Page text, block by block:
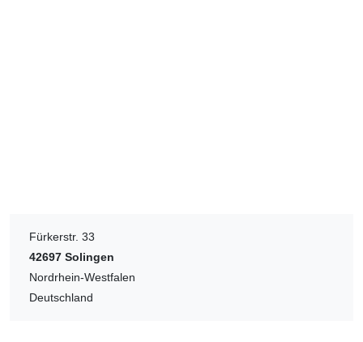
Fürkerstr. 33
42697 Solingen
Nordrhein-Westfalen
Deutschland